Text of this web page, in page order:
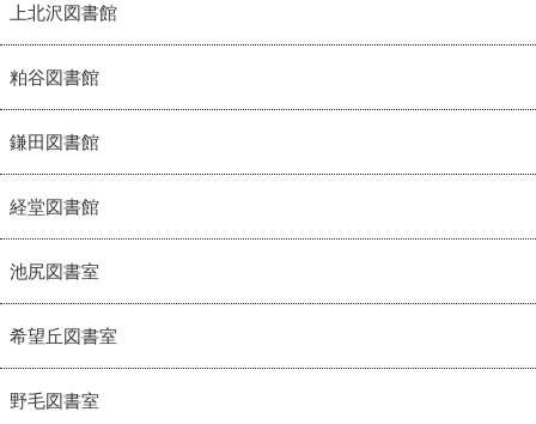
上北沢図書館
粕谷図書館
鎌田図書館
経堂図書館
池尻図書室
希望丘図書室
野毛図書室